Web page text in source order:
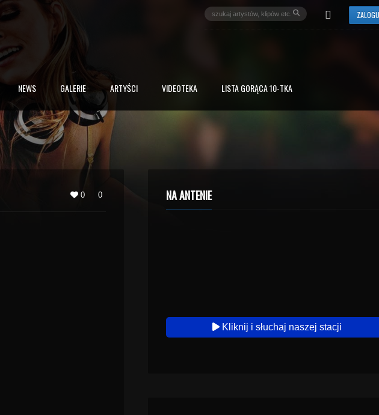
NEWS GALERIE ARTYŚCI VIDEOTEKA LISTA GORĄCA 10-TKA
0 0 NA ANTENIE
Kliknij i słuchaj naszej stacji